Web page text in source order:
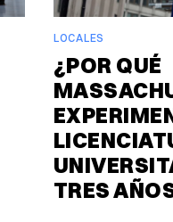
LOCALES
¿POR QUÉ
TRES